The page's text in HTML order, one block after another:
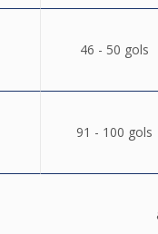
46 - 50 gols
91 - 100 gols